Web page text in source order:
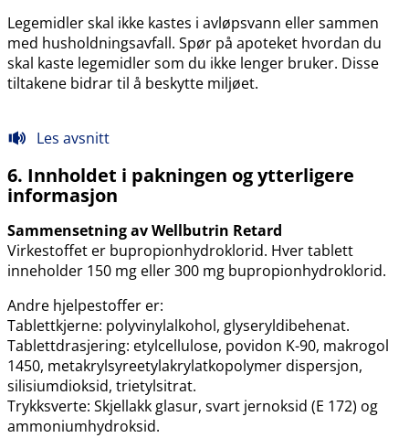
Legemidler skal ikke kastes i avløpsvann eller sammen
med husholdningsavfall. Spør på apoteket hvordan du
skal kaste legemidler som du ikke lenger bruker. Disse
tiltakene bidrar til å beskytte miljøet.
Les avsnitt
6. Innholdet i pakningen og ytterligere
informasjon
Sammensetning av Wellbutrin Retard
Virkestoffet er bupropionhydroklorid. Hver tablett
inneholder 150 mg eller 300 mg bupropionhydroklorid.
Andre hjelpestoffer er:
Tablettkjerne: polyvinylalkohol, glyseryldibehenat.
Tablettdrasjering: etylcellulose, povidon K-90, makrogol
1450, metakrylsyreetylakrylatkopolymer dispersjon,
silisiumdioksid, trietylsitrat.
Trykksverte: Skjellakk glasur, svart jernoksid (E 172) og
ammoniumhydroksid.